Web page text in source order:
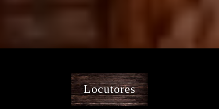
Locutores